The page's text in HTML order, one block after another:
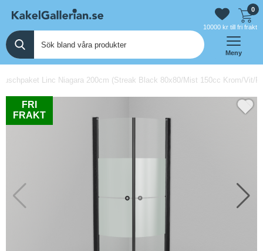
0
10000 kr till fri frakt
Meny
Linc Niagara 200cm (Streak Black 80x80/Mist 150cc Krom/Vit/
FRI
FRAKT